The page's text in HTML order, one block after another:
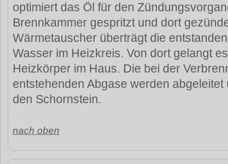
optimiert das Öl für den
Brennkammer gespritzt und dort
Wärmetauscher überträgt die
Wasser im Heizkreis. Von dort gelangt
Heizkörper im Haus. Die bei der
entstehenden Abgase werden
den Schornstein.
nach oben